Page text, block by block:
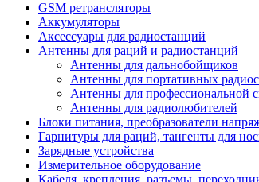
GSM ретрансляторы
Аккумуляторы
Аксессуары для радиостанций
Антенны для раций и радиостанций
Антенны для дальнобойщиков
Антенны для портативных
Антенны для профессиональной
Антенны для радиолюбителей
Блоки питания, преобразователи
Гарнитуры для раций, тангенты для
Зарядные устройства
Измерительное оборудование
Кабеля, крепления, разъемы,